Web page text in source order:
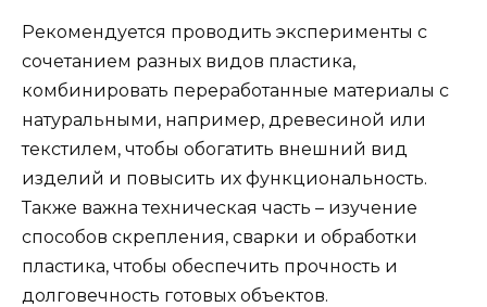
Рекомендуется проводить эксперименты с
сочетанием разных видов пластика,
комбинировать переработанные материалы с
натуральными, например, древесиной или
текстилем, чтобы обогатить внешний вид
изделий и повысить их функциональность.
Также важна техническая часть – изучение
способов скрепления, сварки и обработки
пластика, чтобы обеспечить прочность и
долговечность готовых объектов.